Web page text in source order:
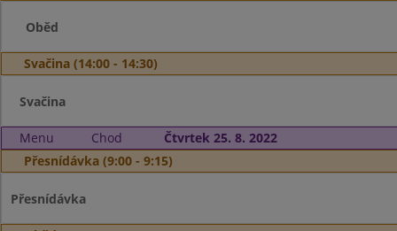
Oběd
Svačina (14:00 - 14:30)
Svačina
Menu Chod
Čtvrtek 25. 8. 2022
Přesnídávka (9:00 - 9:15)
Přesnídávka